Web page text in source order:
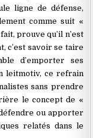
ligne de défense,
comme suit «
prouve qu’il n’est
c’est savoir se taire
d’emporter ses
leitmotiv, ce refrain
sans prendre
le concept de «
ou apporter
relatés dans le